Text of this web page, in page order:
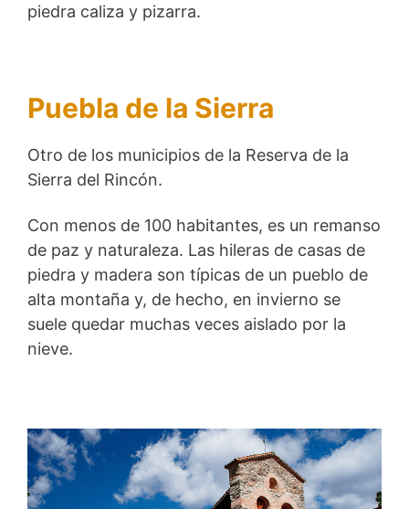
piedra caliza y pizarra.
Puebla de la Sierra
Otro de los municipios de la Reserva de la
Sierra del Rincón.
Con menos de 100 habitantes, es un remanso
de paz y naturaleza. Las hileras de casas de
piedra y madera son típicas de un pueblo de
alta montaña y, de hecho, en invierno se
suele quedar muchas veces aislado por la
nieve.